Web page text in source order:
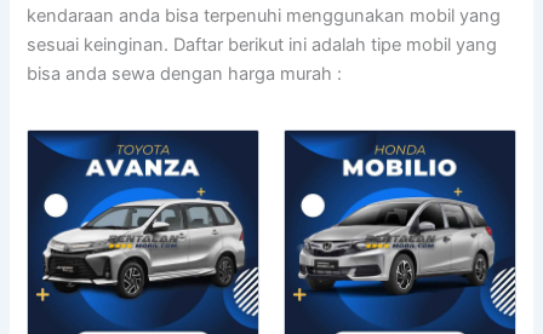
kendaraan anda bisa terpenuhi menggunakan mobil yang
sesuai keinginan. Daftar berikut ini adalah tipe mobil yang
bisa anda sewa dengan harga murah :